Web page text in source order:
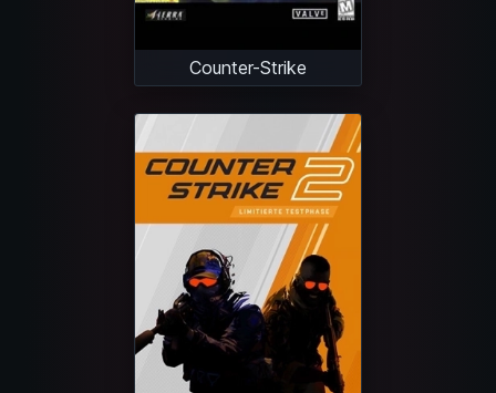
Counter-Strike